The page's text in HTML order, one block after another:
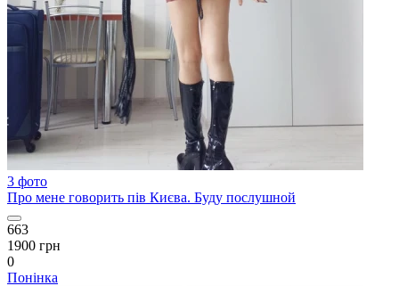
3 фото
Про мене говорить пів Києва. Буду послушной
663
1900 грн
0
Понінка